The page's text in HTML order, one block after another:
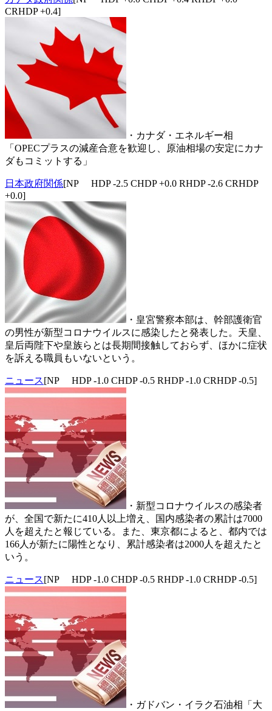
CRHDP +0.4]
・カナダ・エネルギー相
「OPECプラスの減産合意を歓迎し、原油相場の安定にカナ
ダもコミットする」
日本政府関係[NP HDP -2.5 CHDP +0.0 RHDP -2.6 CRHDP
+0.0]
・皇宮警察本部は、幹部護衛官
の男性が新型コロナウイルスに感染したと発表した。天皇、
皇后両陛下や皇族らとは長期間接触しておらず、ほかに症状
を訴える職員もいないという。
ニュース[NP HDP -1.0 CHDP -0.5 RHDP -1.0 CRHDP -0.5]
・新型コロナウイルスの感染者
が、全国で新たに410人以上増え、国内感染者の累計は7000
人を超えたと報じている。また、東京都によると、都内では
166人が新たに陽性となり、累計感染者は2000人を超えたと
いう。
ニュース[NP HDP -1.0 CHDP -0.5 RHDP -1.0 CRHDP -0.5]
・ガドバン・イラク石油相「大